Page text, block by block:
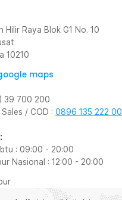
Hilir Raya Blok G1 No. 10
10210
maps
39 700 200
/ COD : 0896 135 222 00
: 09:00 - 20:00
Nasional : 12:00 - 20:00